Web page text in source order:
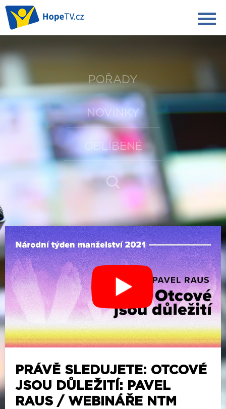
POŘADY
NOVINKY
OBLÍBENÉ
PRÁVĚ SLEDUJETE: OTCOVÉ
JSOU DŮLEŽITÍ: PAVEL
RAUS / WEBINÁŘE NTM